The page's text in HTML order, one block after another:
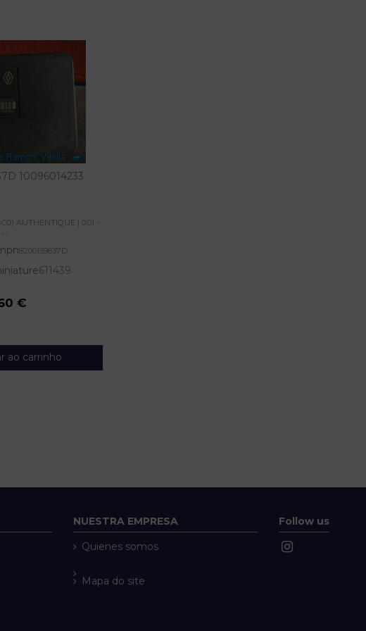
10096014233
AUTHENTIQUE | 0.01 -
8200159837D
611439
€
ao carrinho
NUESTRA EMPRESA
Quienes somos
Mapa do site
Follow us